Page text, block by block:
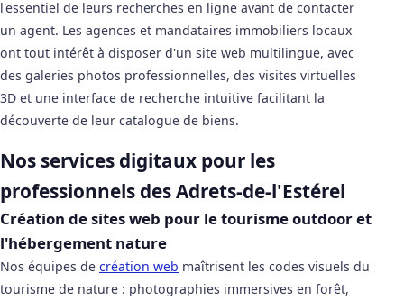
l'essentiel de leurs recherches en ligne avant de contacter
un agent. Les agences et mandataires immobiliers locaux
ont tout intérêt à disposer d'un site web multilingue, avec
des galeries photos professionnelles, des visites virtuelles
3D et une interface de recherche intuitive facilitant la
découverte de leur catalogue de biens.
Nos services digitaux pour les
professionnels des Adrets-de-l'Estérel
Création de sites web pour le tourisme outdoor et
l'hébergement nature
Nos équipes de création web maîtrisent les codes visuels du
tourisme de nature : photographies immersives en forêt,